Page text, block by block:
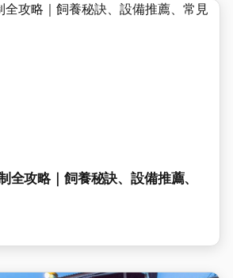
全攻略｜飼養秘訣、設備推薦、